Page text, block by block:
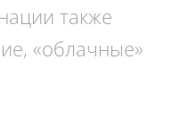
также
«облачные»